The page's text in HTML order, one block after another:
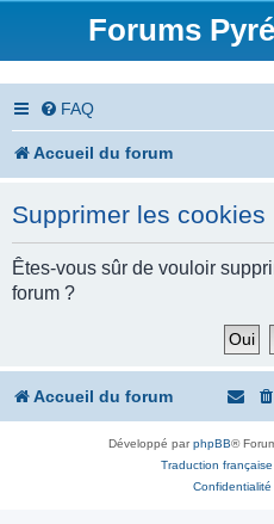
Forums
FAQ
Accueil du forum
Supprimer les cookies
Êtes-vous sûr de vouloir
forum ?
Accueil du forum
Développé parphpBB®
Traduction
Confidentialité